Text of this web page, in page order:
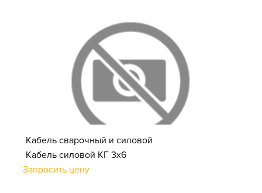
Кабель сварочный и силовой
Кабель силовой КГ 3х6
Запросить цену